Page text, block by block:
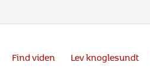
Find viden Lev knoglesundt